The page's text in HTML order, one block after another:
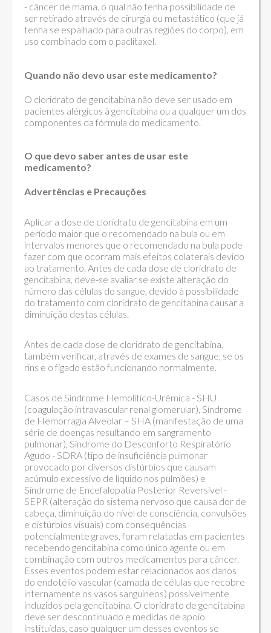
- câncer de mama, o qual não tenha possibilidade de
ser retirado através de cirurgia ou metastático (que já
tenha se espalhado para outras regiões do corpo), em
uso combinado com o paclitaxel.
Quando não devo usar este medicamento?
O cloridrato de gencitabina não deve ser usado em
pacientes alérgicos à gencitabina ou a qualquer um dos
componentes da fórmula do medicamento.
O que devo saber antes de usar este
medicamento?
Advertências e Precauções
Aplicar a dose de cloridrato de gencitabina em um
período maior que o recomendado na bula ou em
intervalos menores que o recomendado na bula pode
fazer com que ocorram mais efeitos colaterais devido
ao tratamento. Antes de cada dose de cloridrato de
gencitabina, deve-se avaliar se existe alteração do
número das células do sangue, devido à possibilidade
do tratamento com cloridrato de gencitabina causar a
diminuição destas células.
Antes de cada dose de cloridrato de gencitabina,
também verificar, através de exames de sangue, se os
rins e o fígado estão funcionando normalmente.
Casos de Síndrome Hemolítico-Urêmica - SHU
(coagulação intravascular renal glomerular), Síndrome
de Hemorragia Alveolar – SHA (manifestação de uma
série de doenças resultando em sangramento
pulmonar), Síndrome do Desconforto Respiratório
Agudo - SDRA (tipo de insuficiência pulmonar
provocado por diversos distúrbios que causam
acúmulo excessivo de líquido nos pulmões) e
Síndrome de Encefalopatia Posterior Reversível -
SEPR (alteração do sistema nervoso que causa dor de
cabeça, diminuição do nível de consciência, convulsões
e distúrbios visuais) com consequências
potencialmente graves, foram relatadas em pacientes
recebendo gencitabina como único agente ou em
combinação com outros medicamentos para câncer.
Esses eventos podem estar relacionados aos danos
do endotélio vascular (camada de células que recobre
internamente os vasos sanguíneos) possivelmente
induzidos pela gencitabina. O cloridrato de gencitabina
deve ser descontinuado e medidas de apoio
instituídas, caso qualquer um desses eventos se